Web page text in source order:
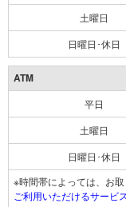
土曜日
日曜日･休日
ATM
平日
土曜日
日曜日･休日
※時間帯によっては、お
ご利用いただけるサービ